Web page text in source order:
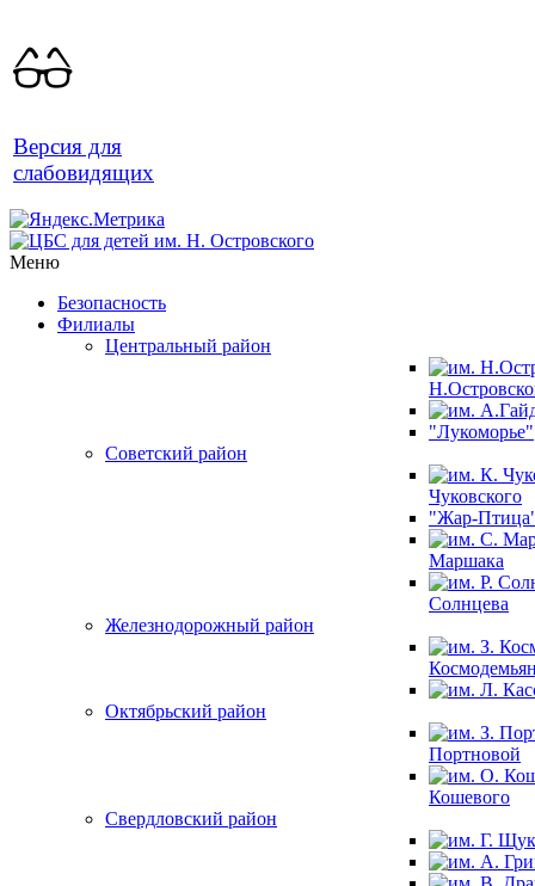
Версия для
слабовидящих
Меню
Безопасность
Филиалы
Центральный район
"Лукоморье"
Советский район
Чуковского
"Жар-
Маршака
Солнцева
Железнодорожный район
Октябрьский район
Портновой
Кошевого
Свердловский район